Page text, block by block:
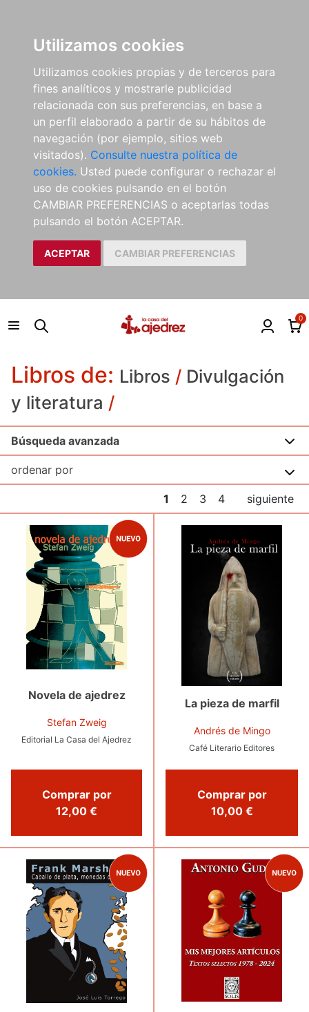
Utilizamos cookies
Utilizamos cookies propias y de terceros para
fines analíticos y mostrarle publicidad
relacionada con sus preferencias, en base a
un perfil elaborado a partir de su hábitos de
navegación (por ejemplo, sitios web
visitados). Consulte nuestra política de
cookies. Usted puede configurar o rechazar el
uso de cookies pulsando en el botón
CAMBIAR PREFERENCIAS o aceptarlas todas
pulsando el botón ACEPTAR.
ACEPTAR CAMBIAR PREFERENCIAS
0
Libros de: Libros / Divulgación
y literatura /
Búsqueda avanzada
1 2 3 4 siguiente
Novela de ajedrez
Stefan Zweig
Editorial La Casa del Ajedrez
Comprar por
12,00 €
La pieza de marfil
Andrés de Mingo
Café Literario Editores
Comprar por
10,00 €